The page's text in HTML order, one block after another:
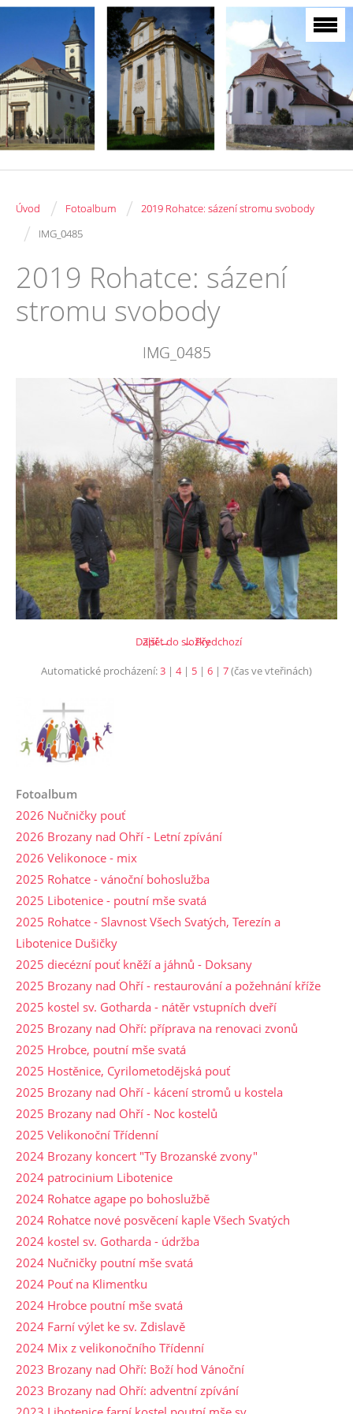
Úvod / Fotoalbum / 2019 Rohatce: sázení stromu svobody
/ IMG_0485
2019 Rohatce: sázení
stromu svobody
IMG_0485
← Předchozí
Další →
Zpět do složky
Automatické procházení:3 | 4| 5 | 6 | 7(čas ve vteřinách)
Fotoalbum
2026 Nučničky pouť
2026 Brozany nad Ohří - Letní zpívání
2026 Velikonoce - mix
2025 Rohatce - vánoční bohoslužba
2025 Libotenice - poutní mše svatá
2025 Rohatce - Slavnost Všech Svatých, Terezín a
Libotenice Dušičky
2025 diecézní pouť kněží a jáhnů - Doksany
2025 Brozany nad Ohří - restaurování a požehnání kříže
2025 kostel sv. Gotharda - nátěr vstupních dveří
2025 Brozany nad Ohří: příprava na renovaci zvonů
2025 Hrobce, poutní mše svatá
2025 Hostěnice, Cyrilometodějská pouť
2025 Brozany nad Ohří - kácení stromů u kostela
2025 Brozany nad Ohří - Noc kostelů
2025 Velikonoční Třídenní
2024 Brozany koncert "Ty Brozanské zvony"
2024 patrocinium Libotenice
2024 Rohatce agape po bohoslužbě
2024 Rohatce nové posvěcení kaple Všech Svatých
2024 kostel sv. Gotharda - údržba
2024 Nučničky poutní mše svatá
2024 Pouť na Klimentku
2024 Hrobce poutní mše svatá
2024 Farní výlet ke sv. Zdislavě
2024 Mix z velikonočního Třídenní
2023 Brozany nad Ohří: Boží hod Vánoční
2023 Brozany nad Ohří: adventní zpívání